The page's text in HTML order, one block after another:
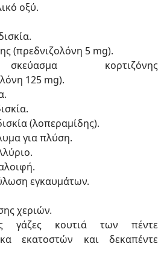
οξύ.
(πρεδνιζολόνη 5 mg).
κορτιζόνης
125 mg).
(λοπεραμίδης).
για πλύση.
εγκαυμάτων.
χεριών.
γάζες κουτιά των πέντε
εκατοστών και δεκαπέντε